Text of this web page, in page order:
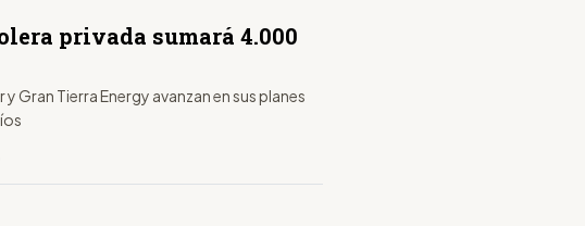
privada sumará 4.000
Gran Tierra Energy avanzan en sus planes